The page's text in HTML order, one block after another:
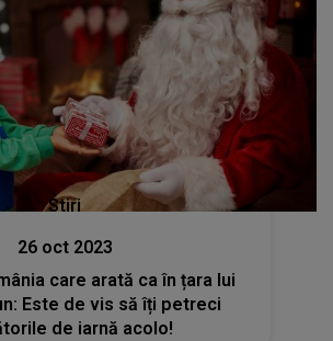
Stiri
26 oct 2023
care arată ca în țara lui
Este de vis să îți petreci
de iarnă acolo!